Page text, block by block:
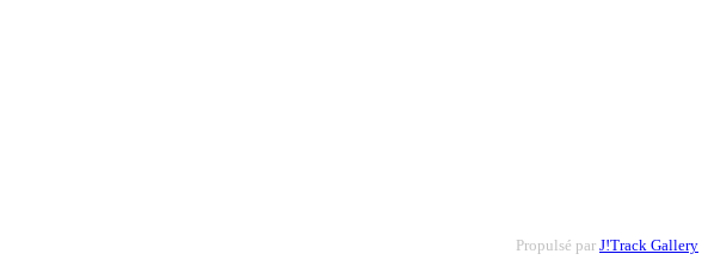
Propulsé par J!Track Gallery